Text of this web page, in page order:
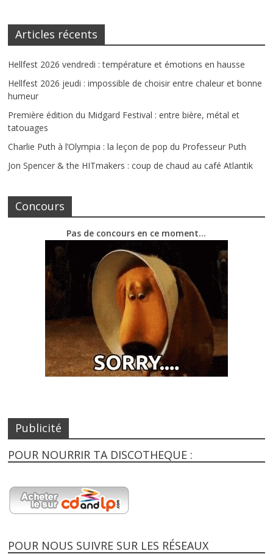
Articles récents
Hellfest 2026 vendredi : température et émotions en hausse
Hellfest 2026 jeudi : impossible de choisir entre chaleur et bonne
humeur
Première édition du Midgard Festival : entre bière, métal et
tatouages
Charlie Puth à l’Olympia : la leçon de pop du Professeur Puth
Jon Spencer & the HITmakers : coup de chaud au café Atlantik
Concours
Pas de concours en ce moment…
Publicité
POUR NOURRIR TA DISCOTHEQUE :
POUR NOUS SUIVRE SUR LES RÉSEAUX